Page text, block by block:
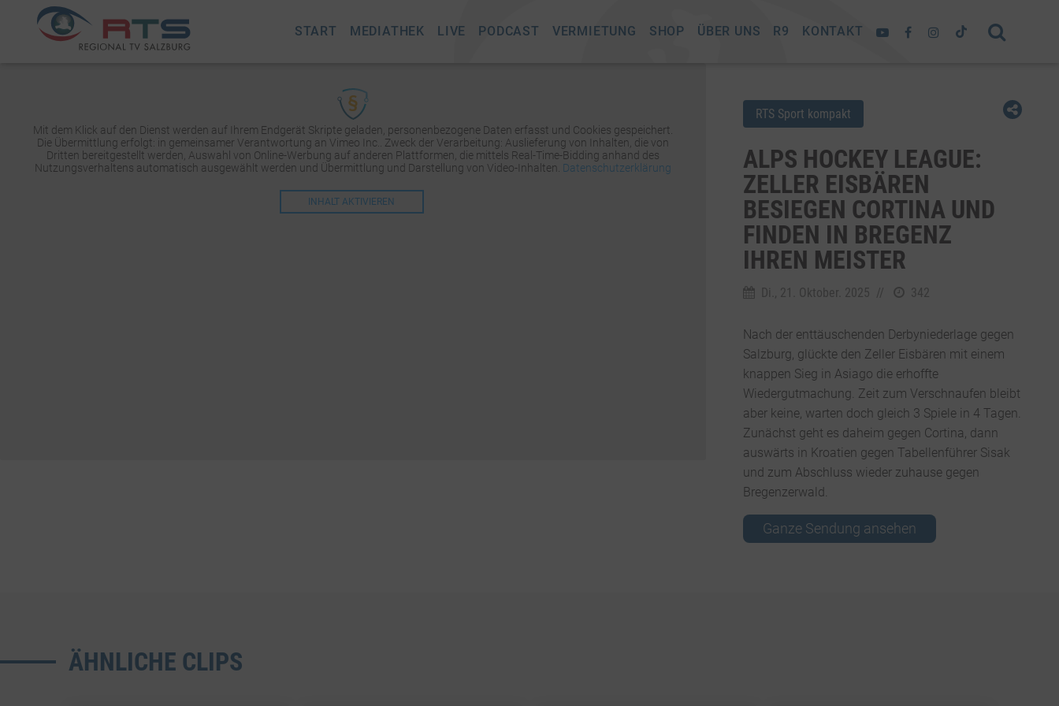
START MEDIATHEK LIVE PODCAST VERMIETUNG SHOP ÜBER UNS R9 KONTAKT
Mit dem Klick auf den Dienst werden auf Ihrem Endgerät Skripte geladen, personenbezogene Daten erfasst und Cookies gespeichert.
Die Übermittlung erfolgt: in gemeinsamer Verantwortung an Vimeo Inc.. Zweck der Verarbeitung: Auslieferung von Inhalten, die von
Dritten bereitgestellt werden, Auswahl von Online-Werbung auf anderen Plattformen, die mittels Real-Time-Bidding anhand des
Nutzungsverhaltens automatisch ausgewählt werden und Übermittlung und Darstellung von Video-Inhalten. Datenschutzerklärung
INHALT AKTIVIEREN
RTS Sport kompakt
ALPS HOCKEY LEAGUE:
ZELLER EISBÄREN
BESIEGEN CORTINA UND
FINDEN IN BREGENZ
IHREN MEISTER
Di., 21. Oktober. 2025 // 342
Nach der enttäuschenden Derbyniederlage gegen
Salzburg, glückte den Zeller Eisbären mit einem
knappen Sieg in Asiago die erhoffte
Wiedergutmachung. Zeit zum Verschnaufen bleibt
aber keine, warten doch gleich 3 Spiele in 4 Tagen.
Zunächst geht es daheim gegen Cortina, dann
auswärts in Kroatien gegen Tabellenführer Sisak
und zum Abschluss wieder zuhause gegen
Bregenzerwald.
Ganze Sendung ansehen
ÄHNLICHE CLIPS